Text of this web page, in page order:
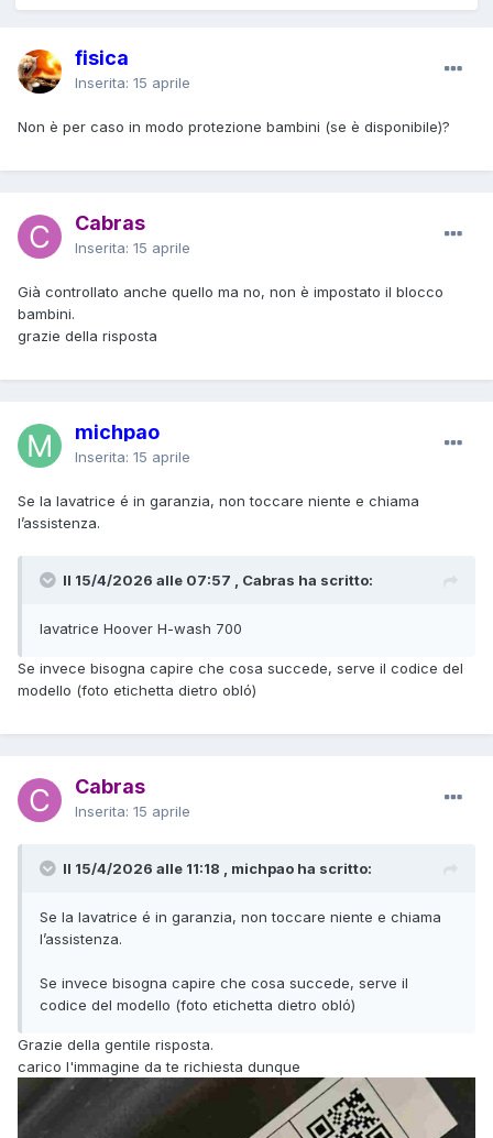
fisica
Inserita: 15 aprile
Non è per caso in modo protezione bambini (se è disponibile)?
Cabras
Inserita: 15 aprile
Già controllato anche quello ma no, non è impostato il blocco
bambini.
grazie della risposta
michpao
Inserita: 15 aprile
Se la lavatrice é in garanzia, non toccare niente e chiama
l’assistenza.
Il 15/4/2026 alle 07:57 , Cabras ha scritto:
lavatrice Hoover H-wash 700
Se invece bisogna capire che cosa succede, serve il codice del
modello (foto etichetta dietro obló)
Cabras
Inserita: 15 aprile
Il 15/4/2026 alle 11:18 , michpao ha scritto:
Se la lavatrice é in garanzia, non toccare niente e chiama
l’assistenza.
Se invece bisogna capire che cosa succede, serve il
codice del modello (foto etichetta dietro obló)
Grazie della gentile risposta.
carico l'immagine da te richiesta dunque